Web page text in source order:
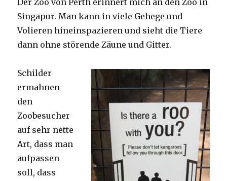
Perth
Der Zoo von Perth erinnert mich an den Zoo in
Singapur. Man kann in viele Gehege und
Volieren hineinspazieren und sieht die Tiere
dann ohne störende Zäune und Gitter.
Schilder
ermahnen
den
Zoobesucher
auf sehr nette
Art, dass man
aufpassen
soll, dass